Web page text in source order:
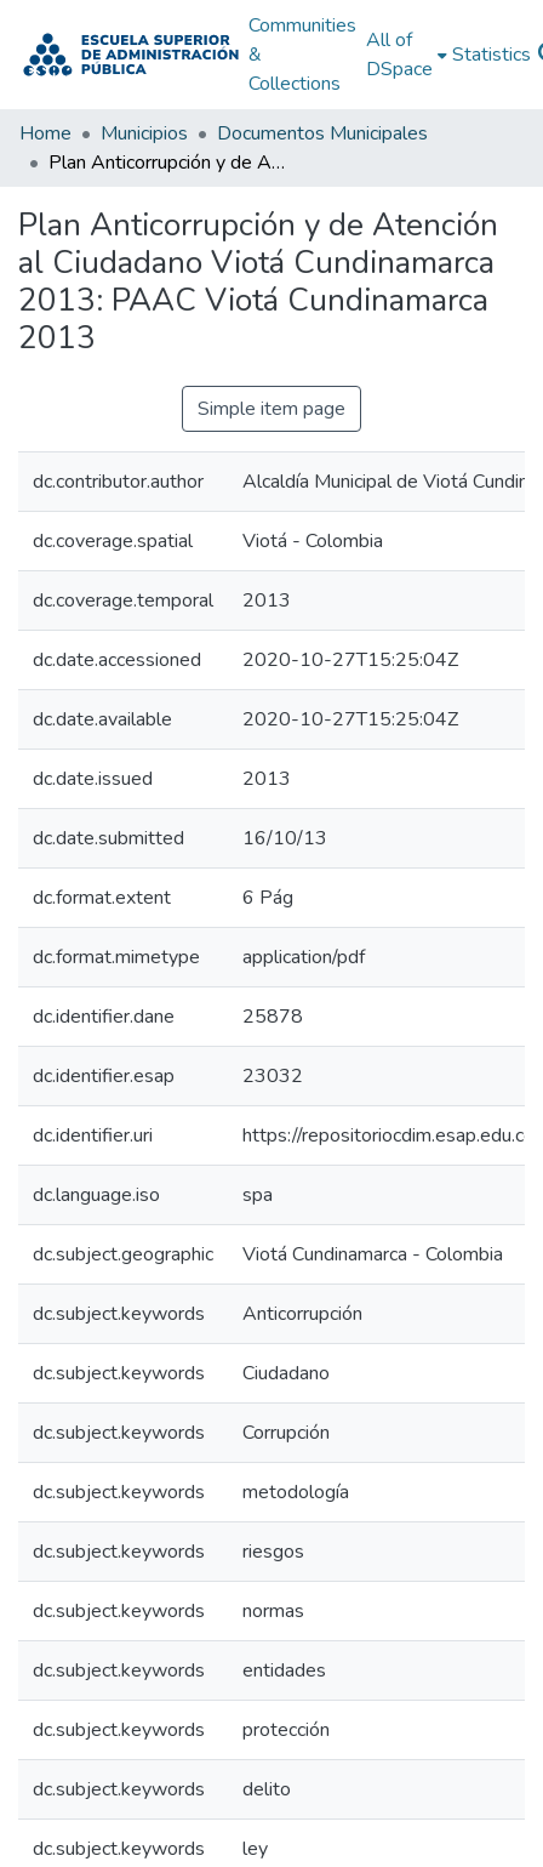
Communities
&
Collections
All of
DSpace
Statistics
Home Municipios
Documentos Municipales
Plan Anticorrupción y de Atención al Ciudadano Viotá Cundinamarca 2013: PAAC Viotá Cundinamarca 2013
Plan Anticorrupción y de Atención
al Ciudadano Viotá Cundinamarca
2013: PAAC Viotá Cundinamarca
2013
Simple item page
dc.contributor.author Alcaldía Municipal de Viotá
dc.coverage.spatial Viotá - Colombia
dc.coverage.temporal 2013
dc.date.accessioned 2020-10-27T15:25:04Z
dc.date.available 2020-10-27T15:25:04Z
dc.date.issued 2013
dc.date.submitted 16/10/13
dc.format.extent 6 Pág
dc.format.mimetype application/pdf
dc.identifier.dane 25878
dc.identifier.esap 23032
dc.identifier.uri https://
dc.language.iso spa
dc.subject.geographic Viotá Cundinamarca - Colombia
dc.subject.keywords Anticorrupción
dc.subject.keywords Ciudadano
dc.subject.keywords Corrupción
dc.subject.keywords metodología
dc.subject.keywords riesgos
dc.subject.keywords normas
dc.subject.keywords entidades
dc.subject.keywords protección
dc.subject.keywords delito
dc.subject.keywords ley